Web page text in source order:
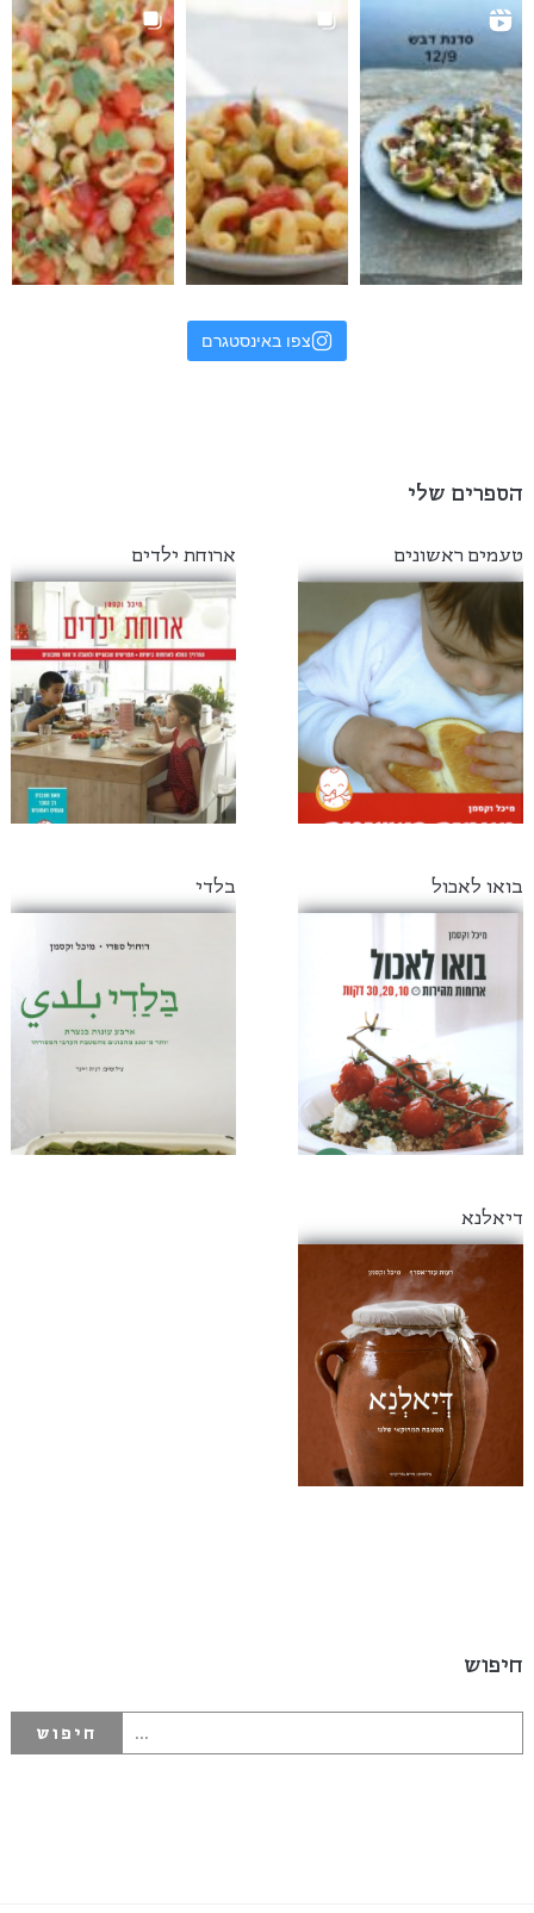
צפו באינסטגרם
הספרים שלי
טעמים ראשונים ארוחת ילדים
בואו לאכול בלדי
דיאלנא
חיפוש